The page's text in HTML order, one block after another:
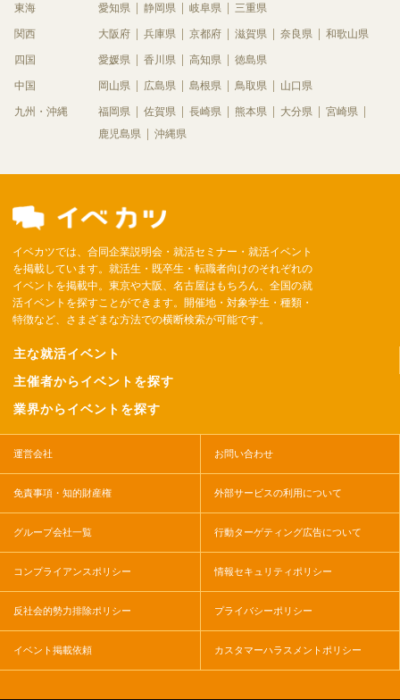
東海 愛知県 静岡県 岐阜県 三重県
関西 大阪府 兵庫県 京都府 滋賀県 奈良県 和歌山県
四国 愛媛県 香川県 高知県 徳島県
中国 岡山県 広島県 島根県 鳥取県 山口県
九州・沖縄 福岡県 佐賀県 長崎県 熊本県 大分県
宮崎県
鹿児島県
沖縄県
イベカツでは、合同企業説明会・就活セミナー・就活イベント
を掲載しています。就活生・既卒生・転職者向けのそれぞれの
イベントを掲載中。東京や大阪、名古屋はもちろん、全国の就
活イベントを探すことができます。開催地・対象学生・種類・
特徴など、さまざまな方法での横断検索が可能です。
主な就活イベント
主催者からイベントを探す
業界からイベントを探す
運営会社 お問い合わせ
免責事項・知的財産権 外部サービスの利用について
グループ会社一覧 行動ターゲティング広告について
コンプライアンスポリシー 情報セキュリティポリシー
反社会的勢力排除ポリシー プライバシーポリシー
イベント掲載依頼 カスタマーハラスメントポリシー